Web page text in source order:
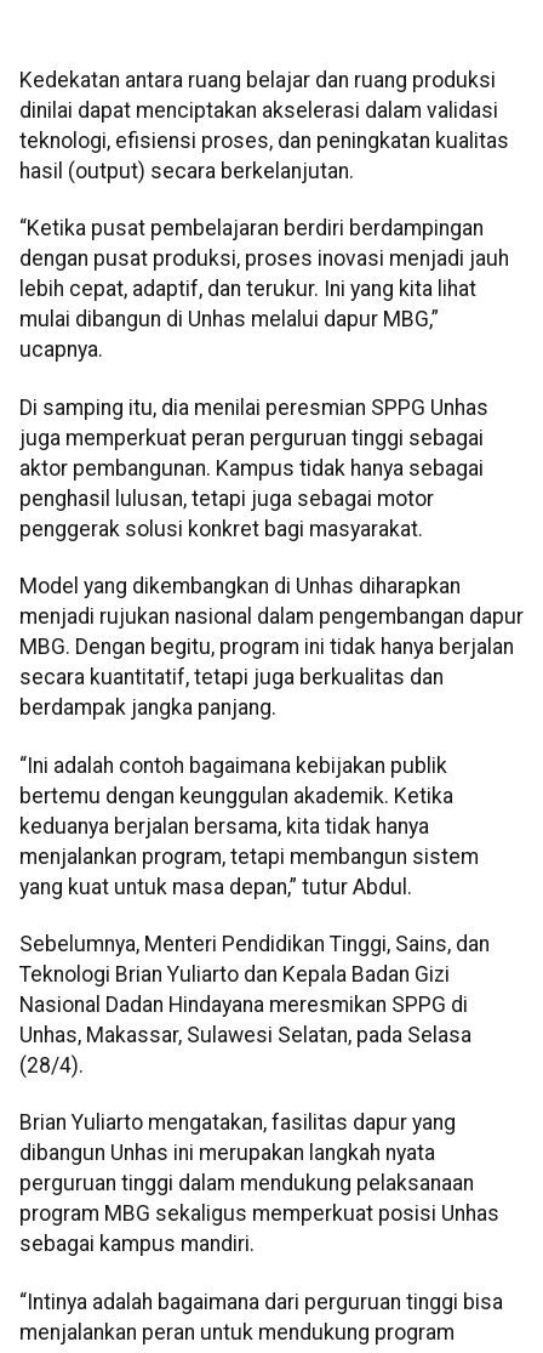
Kedekatan antara ruang belajar dan ruang produksi
dinilai dapat menciptakan akselerasi dalam validasi
teknologi, efisiensi proses, dan peningkatan kualitas
hasil (output) secara berkelanjutan.
“Ketika pusat pembelajaran berdiri berdampingan
dengan pusat produksi, proses inovasi menjadi jauh
lebih cepat, adaptif, dan terukur. Ini yang kita lihat
mulai dibangun di Unhas melalui dapur MBG,”
ucapnya.
Di samping itu, dia menilai peresmian SPPG Unhas
juga memperkuat peran perguruan tinggi sebagai
aktor pembangunan. Kampus tidak hanya sebagai
penghasil lulusan, tetapi juga sebagai motor
penggerak solusi konkret bagi masyarakat.
Model yang dikembangkan di Unhas diharapkan
menjadi rujukan nasional dalam pengembangan dapur
MBG. Dengan begitu, program ini tidak hanya berjalan
secara kuantitatif, tetapi juga berkualitas dan
berdampak jangka panjang.
“Ini adalah contoh bagaimana kebijakan publik
bertemu dengan keunggulan akademik. Ketika
keduanya berjalan bersama, kita tidak hanya
menjalankan program, tetapi membangun sistem
yang kuat untuk masa depan,” tutur Abdul.
Sebelumnya, Menteri Pendidikan Tinggi, Sains, dan
Teknologi Brian Yuliarto dan Kepala Badan Gizi
Nasional Dadan Hindayana meresmikan SPPG di
Unhas, Makassar, Sulawesi Selatan, pada Selasa
(28/4).
Brian Yuliarto mengatakan, fasilitas dapur yang
dibangun Unhas ini merupakan langkah nyata
perguruan tinggi dalam mendukung pelaksanaan
program MBG sekaligus memperkuat posisi Unhas
sebagai kampus mandiri.
“Intinya adalah bagaimana dari perguruan tinggi bisa
menjalankan peran untuk mendukung program